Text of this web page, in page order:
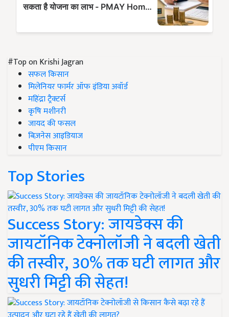
#Top on Krishi Jagran
सफल किसान
मिलेनियर फार्मर ऑफ इंडिया अवॉर्ड
महिंद्रा ट्रैक्टर्स
कृषि मशीनरी
जायद की फसल
बिज़नेस आइडियाज
पीएम किसान
Top Stories
Success Story: जायडेक्स की
जायटॉनिक टेक्नोलॉजी ने बदली खेती
की तस्वीर, 30% तक घटी लागत और
सुधरी मिट्टी की सेहत!